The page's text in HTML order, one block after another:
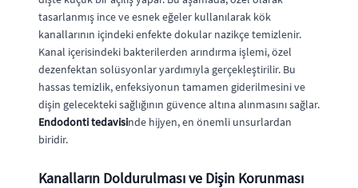
tasarlanmış ince ve esnek eğeler kullanılarak kök
kanallarının içindeki enfekte dokular nazikçe temizlenir.
Kanal içerisindeki bakterilerden arındırma işlemi, özel
dezenfektan solüsyonlar yardımıyla gerçekleştirilir. Bu
hassas temizlik, enfeksiyonun tamamen giderilmesini ve
dişin gelecekteki sağlığının güvence altına alınmasını sağlar.
Endodonti tedavisinde hijyen, en önemli unsurlardan
biridir.
Kanalların Doldurulması ve Dişin Korunması